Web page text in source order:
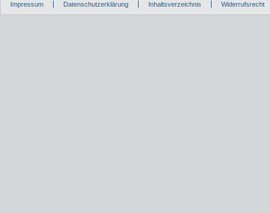
Impressum Datenschutzerklärung Inhaltsverzeichnis Widerrufsrecht